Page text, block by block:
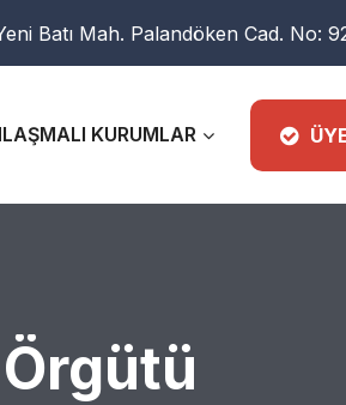
Batı Mah. Palandöken Cad. No:
KURUMLAR